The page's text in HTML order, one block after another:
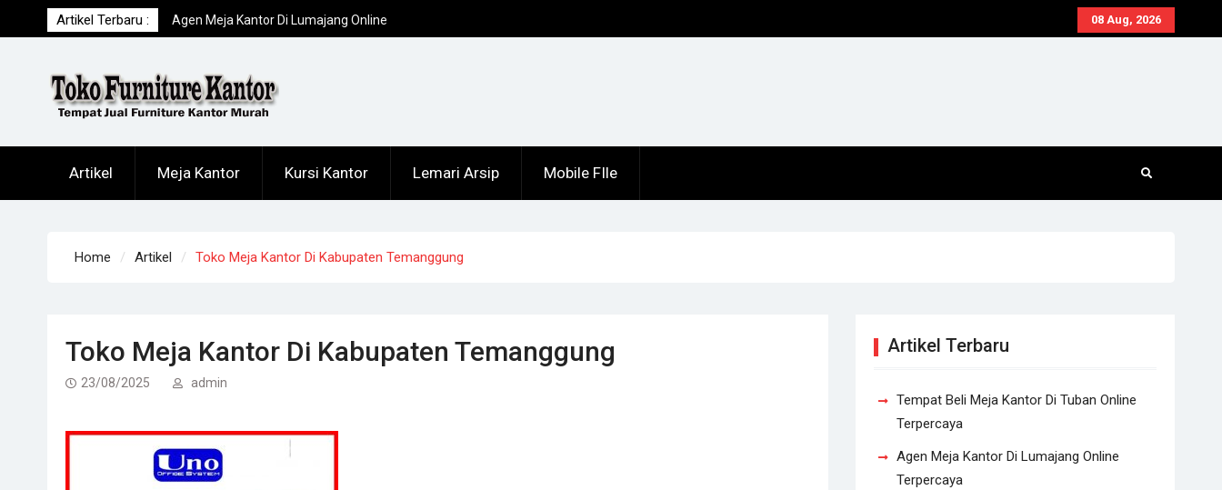
to
08 Aug, 2026
Artikel Terbaru :
Agen Meja Kantor Di Lumajang Online
Terpercaya
Terpercaya
Tempat Beli Meja Kantor Di Tuban Online
Artikel Meja Kantor Kursi Kantor Lemari Arsip Mobile FIle
Home Artikel Toko Meja Kantor Di Kabupaten Temanggung
Toko Meja Kantor Di Kabupaten Temanggung
23/08/2025 admin
Artikel Terbaru
Tempat Beli Meja Kantor Di Tuban Online
Terpercaya
Agen Meja Kantor Di Lumajang Online
Terpercaya